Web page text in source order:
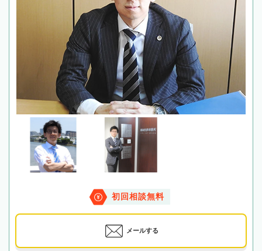
初回相談無料
メールする